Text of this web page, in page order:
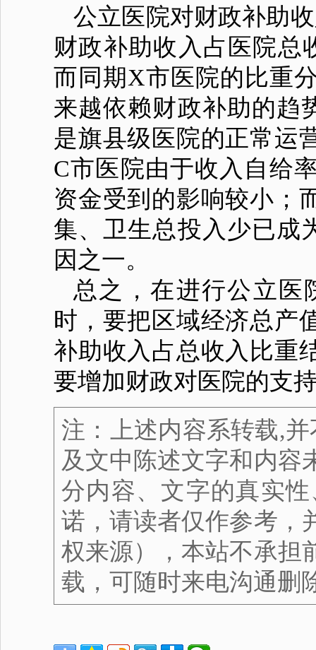
公立医院对财政补助
财政补助收入占医院总
而同期X市医院的比重
来越依赖财政补助的趋
是旗县级医院的正常运
C市医院由于收入自给
资金受到的影响较小；
集、卫生总投入少已成
因之一。
总之，在进行公立医
时，要把区域经济总产
补助收入占总收入比重
要增加财政对医院的支
注：上述内容系转载,
及文中陈述文字和内容
分内容、文字的真实
诺，请读者仅作参考，
权来源），本站不承担
载，可随时来电沟通删